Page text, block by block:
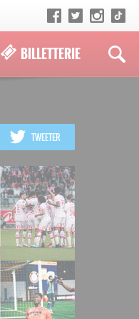
BILLETTERIE
TWEETER